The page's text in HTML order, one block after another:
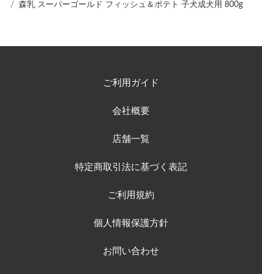
森乳 スーパーゴールド フィッシュ＆ポテト 子犬成犬用 800g
ご利用ガイド
会社概要
店舗一覧
特定商取引法に基づく表記
ご利用規約
個人情報保護方針
お問い合わせ